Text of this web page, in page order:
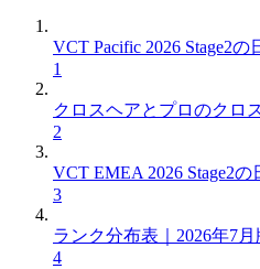
VCT Pacific 2026 Stage2
1
クロスヘアとプロのクロ
2
VCT EMEA 2026 Stage2
3
ランク分布表｜2026年7月
4